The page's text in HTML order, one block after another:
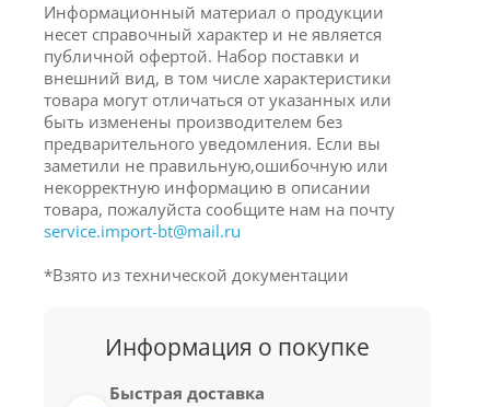
Информационный материал о продукции
несет справочный характер и не является
публичной офертой. Набор поставки и
внешний вид, в том числе характеристики
товара могут отличаться от указанных или
быть изменены производителем без
предварительного уведомления. Если вы
заметили не правильную,ошибочную или
некорректную информацию в описании
товара, пожалуйста сообщите нам на почту
service.import-bt@mail.ru
*Взято из технической документации
Информация о покупке
Быстрая доставка